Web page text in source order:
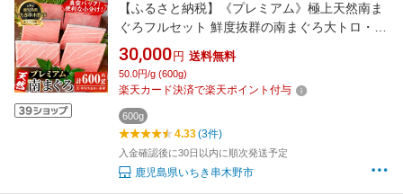
【ふるさと納税】《プレミアム》極上天然南ま
ぐろフルセット 鮮度抜群の南まぐろ大トロ・中
トロ・赤身の6柵(合計約600g) マグロ 鮪 魚介
海鮮 南マグロ トロ 【海鮮まぐろ家】
30,000 円 送料無料
50.0円/g (600g)
楽天カード決済で楽天ポイント付与
600g
4.33(3件)
入金確認後に30日以内に順次発送予定
鹿児島県いちき串木野市